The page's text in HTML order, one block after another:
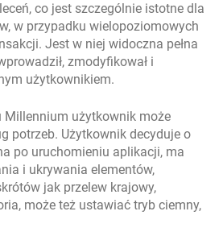
co jest szczególnie istotne dla
w przypadku wielopoziomowych
Jest w niej widoczna pełna
zmodyfikował i
użytkownikiem.
Millennium użytkownik może
potrzeb. Użytkownik decyduje o
po uruchomieniu aplikacji, ma
i ukrywania elementów,
jak przelew krajowy,
może też ustawiać tryb ciemny,